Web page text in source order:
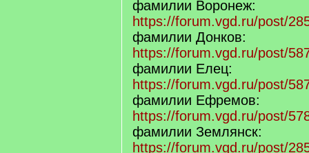
фамилии Воронеж:
https://forum.vgd.ru/post/
фамилии Донков:
https://forum.vgd.ru/post/
фамилии Елец:
https://forum.vgd.ru/post/
фамилии Ефремов:
https://forum.vgd.ru/post/
фамилии Землянск:
https://forum.vgd.ru/post/